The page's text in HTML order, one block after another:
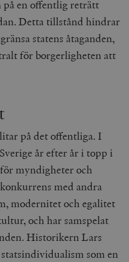
på en offentlig reträtt
Detta tillstånd hindrar
statens åtaganden,
för borgerligheten att
på det offentliga. I
år efter år i topp i
myndigheter och
med andra
modernitet och egalitet
och har samspelat
Historikern Lars
som en